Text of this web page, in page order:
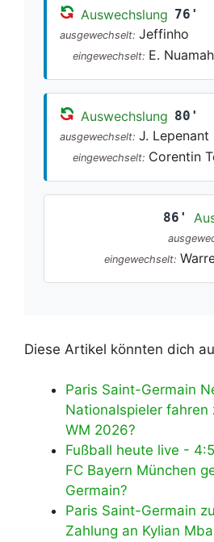
Auswechslung 76'
ausgewechselt: Jeffinho
eingewechselt: E. Nuamah
Auswechslung 80'
ausgewechselt: J. Lepenant
eingewechselt: Corentin
86'
eingewechselt:
Diese Artikel könnten dich
Paris Saint-Germain
Nationalspieler fahren
WM 2026?
Fußball heute live -
FC Bayern München
Germain?
Paris Saint-Germain
Zahlung an Kylian